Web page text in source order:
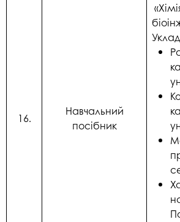
16.
Навчальний
посібник